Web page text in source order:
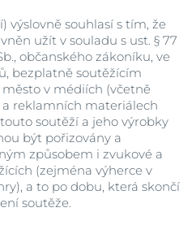
výslovně souhlasí s tím, že
užít v souladu s ust. § 77
občanského zákoníku, ve
bezplatně soutěžícím
v médiích (včetně
reklamních materiálech
soutěží a jeho výrobky
být pořizovány a
způsobem i zvukové a
(zejména výherce v
a to po dobu, která skončí
soutěže.